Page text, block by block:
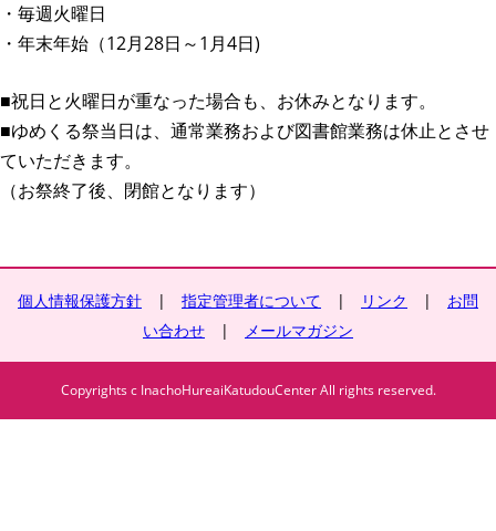
・毎週火曜日
・年末年始（12月28日～1月4日)
■祝日と火曜日が重なった場合も、お休みとなります。
■ゆめくる祭当日は、通常業務および図書館業務は休止とさせ
ていただきます。
（お祭終了後、閉館となります）
個人情報保護方針 | 指定管理者について | リンク | お問
い合わせ | メールマガジン
Copyrights c InachoHureaiKatudouCenter All rights reserved.